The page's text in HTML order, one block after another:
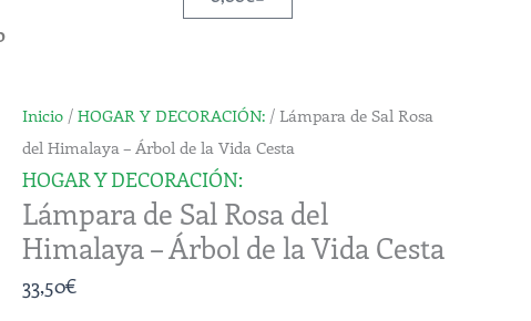
Inicio /HOGAR Y DECORACIÓN: / Lámpara de Sal Rosa
del Himalaya – Árbol de la Vida Cesta
HOGAR Y DECORACIÓN:
Lámpara de Sal Rosa del
Himalaya – Árbol de la Vida Cesta
33,50€
Lámpara
de
Sal
Rosa
del
Himalaya
-